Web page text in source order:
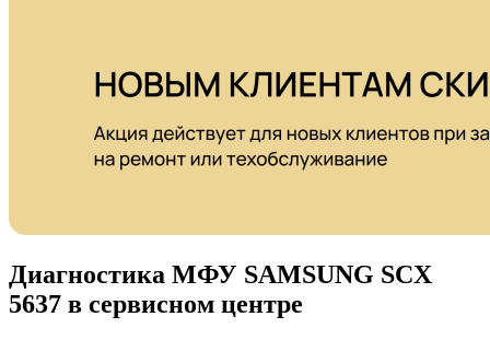
Диагностика МФУ SAMSUNG SCX
5637 в сервисном центре